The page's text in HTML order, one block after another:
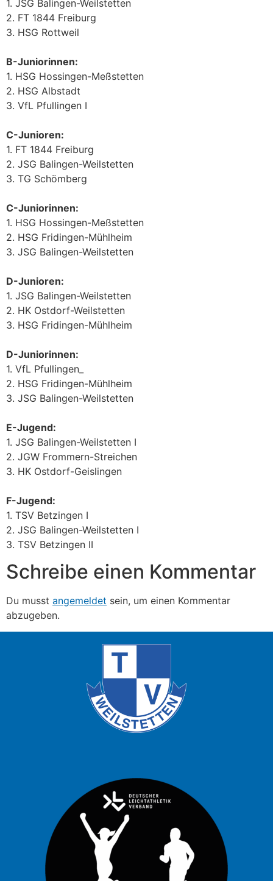
1. JSG Balingen-Weilstetten
2. FT 1844 Freiburg
3. HSG Rottweil
B-Juniorinnen:
1. HSG Hossingen-Meßstetten
2. HSG Albstadt
3. VfL Pfullingen I
C-Junioren:
1. FT 1844 Freiburg
2. JSG Balingen-Weilstetten
3. TG Schömberg
C-Juniorinnen:
1. HSG Hossingen-Meßstetten
2. HSG Fridingen-Mühlheim
3. JSG Balingen-Weilstetten
D-Junioren:
1. JSG Balingen-Weilstetten
2. HK Ostdorf-Weilstetten
3. HSG Fridingen-Mühlheim
D-Juniorinnen:
1. VfL Pfullingen_
2. HSG Fridingen-Mühlheim
3. JSG Balingen-Weilstetten
E-Jugend:
1. JSG Balingen-Weilstetten I
2. JGW Frommern-Streichen
3. HK Ostdorf-Geislingen
F-Jugend:
1. TSV Betzingen I
2. JSG Balingen-Weilstetten I
3. TSV Betzingen II
Schreibe einen Kommentar
Du musst angemeldet sein, um einen Kommentar
abzugeben.